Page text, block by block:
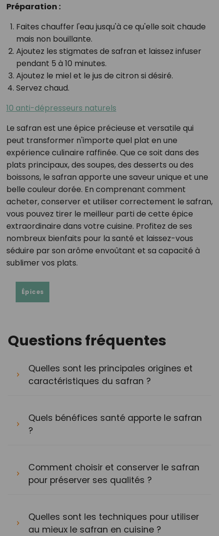
Préparation :
Faites chauffer l'eau jusqu'à ce qu'elle soit chaude
mais non bouillante.
Ajoutez les stigmates de safran et laissez infuser
pendant 5 à 10 minutes.
Ajoutez le miel et le jus de citron si désiré.
Servez chaud.
10 anti-dépresseurs naturels
Le safran est une épice précieuse et versatile qui
peut transformer n'importe quel plat en une
expérience culinaire raffinée. Que ce soit dans des
plats principaux, des soupes, des desserts ou des
boissons, le safran apporte une saveur unique et une
belle couleur dorée. En comprenant comment
acheter, conserver et utiliser correctement le safran,
vous pouvez tirer le meilleur parti de cette épice
extraordinaire dans votre cuisine. Profitez de ses
nombreux bienfaits pour la santé et laissez-vous
séduire par son arôme envoûtant et sa capacité à
sublimer vos plats.
Épices
Questions fréquentes
Quelles sont les principales origines et
caractéristiques du safran ?
Quels bénéfices santé apporte le safran
?
Comment choisir et conserver le safran
pour préserver ses qualités ?
Quelles sont les techniques pour utiliser
au mieux le safran en cuisine ?